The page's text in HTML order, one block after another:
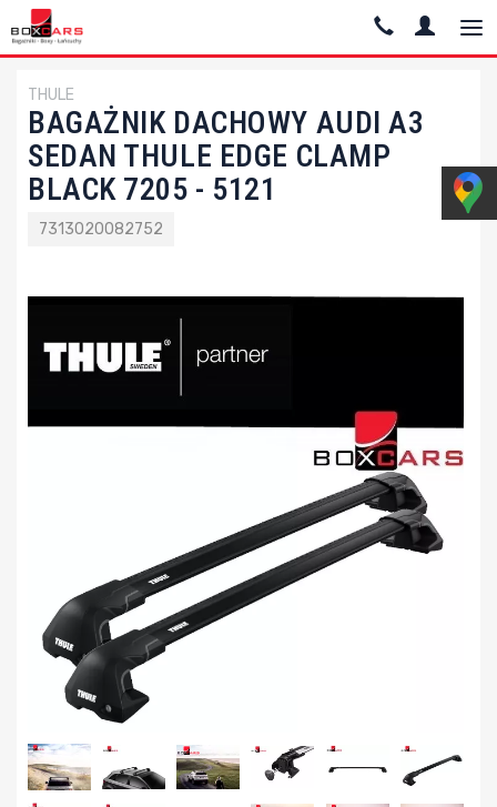
THULE
BAGAŻNIK DACHOWY AUDI A3
SEDAN THULE EDGE CLAMP
BLACK 7205 - 5121
7313020082752